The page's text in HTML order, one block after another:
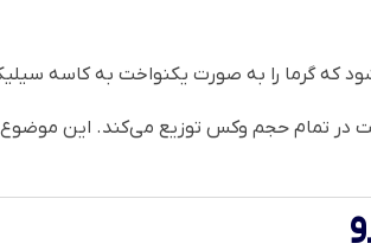
که گرما را به صورت یکنواخت به کاسه
در تمام حجم وکس توزیع می‌کند. این